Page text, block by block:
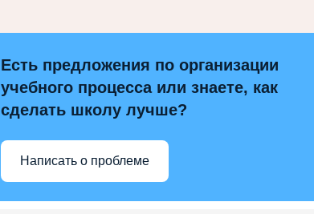
Есть предложения по организации
учебного процесса или знаете, как
сделать школу лучше?
Написать о проблеме